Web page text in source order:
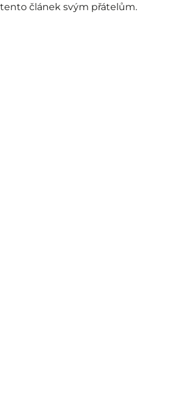
článek svým přátelům.